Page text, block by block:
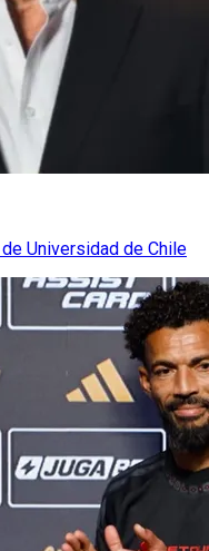
Universidad de Chile